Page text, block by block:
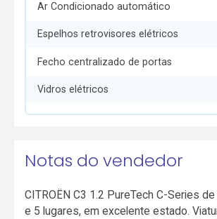
Ar Condicionado automático
Espelhos retrovisores elétricos
Fecho centralizado de portas
Vidros elétricos
Notas do vendedor
CITROËN C3 1.2 PureTech C-Series
e 5 lugares, em excelente estado.